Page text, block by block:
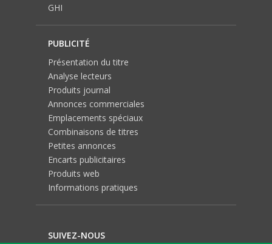
GHI
PUBLICITÉ
Présentation du titre
Analyse lecteurs
Produits journal
Annonces commerciales
Emplacements spéciaux
Combinaisons de titres
Petites annonces
Encarts publicitaires
Produits web
Informations pratiques
SUIVEZ-NOUS